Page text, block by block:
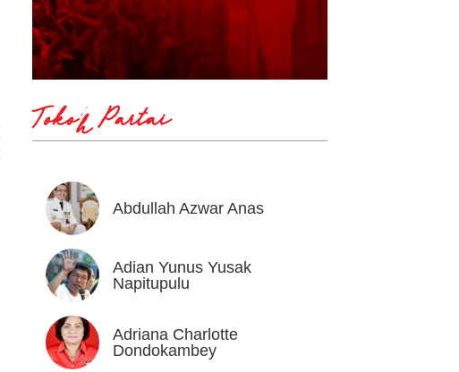
Tokoh Partai
Abdullah Azwar Anas
Adian Yunus Yusak
Napitupulu
Adriana Charlotte
Dondokambey